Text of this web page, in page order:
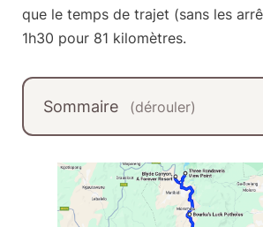
que le temps de trajet (sans les
1h30 pour 81 kilomètres.
Sommaire (dérouler)